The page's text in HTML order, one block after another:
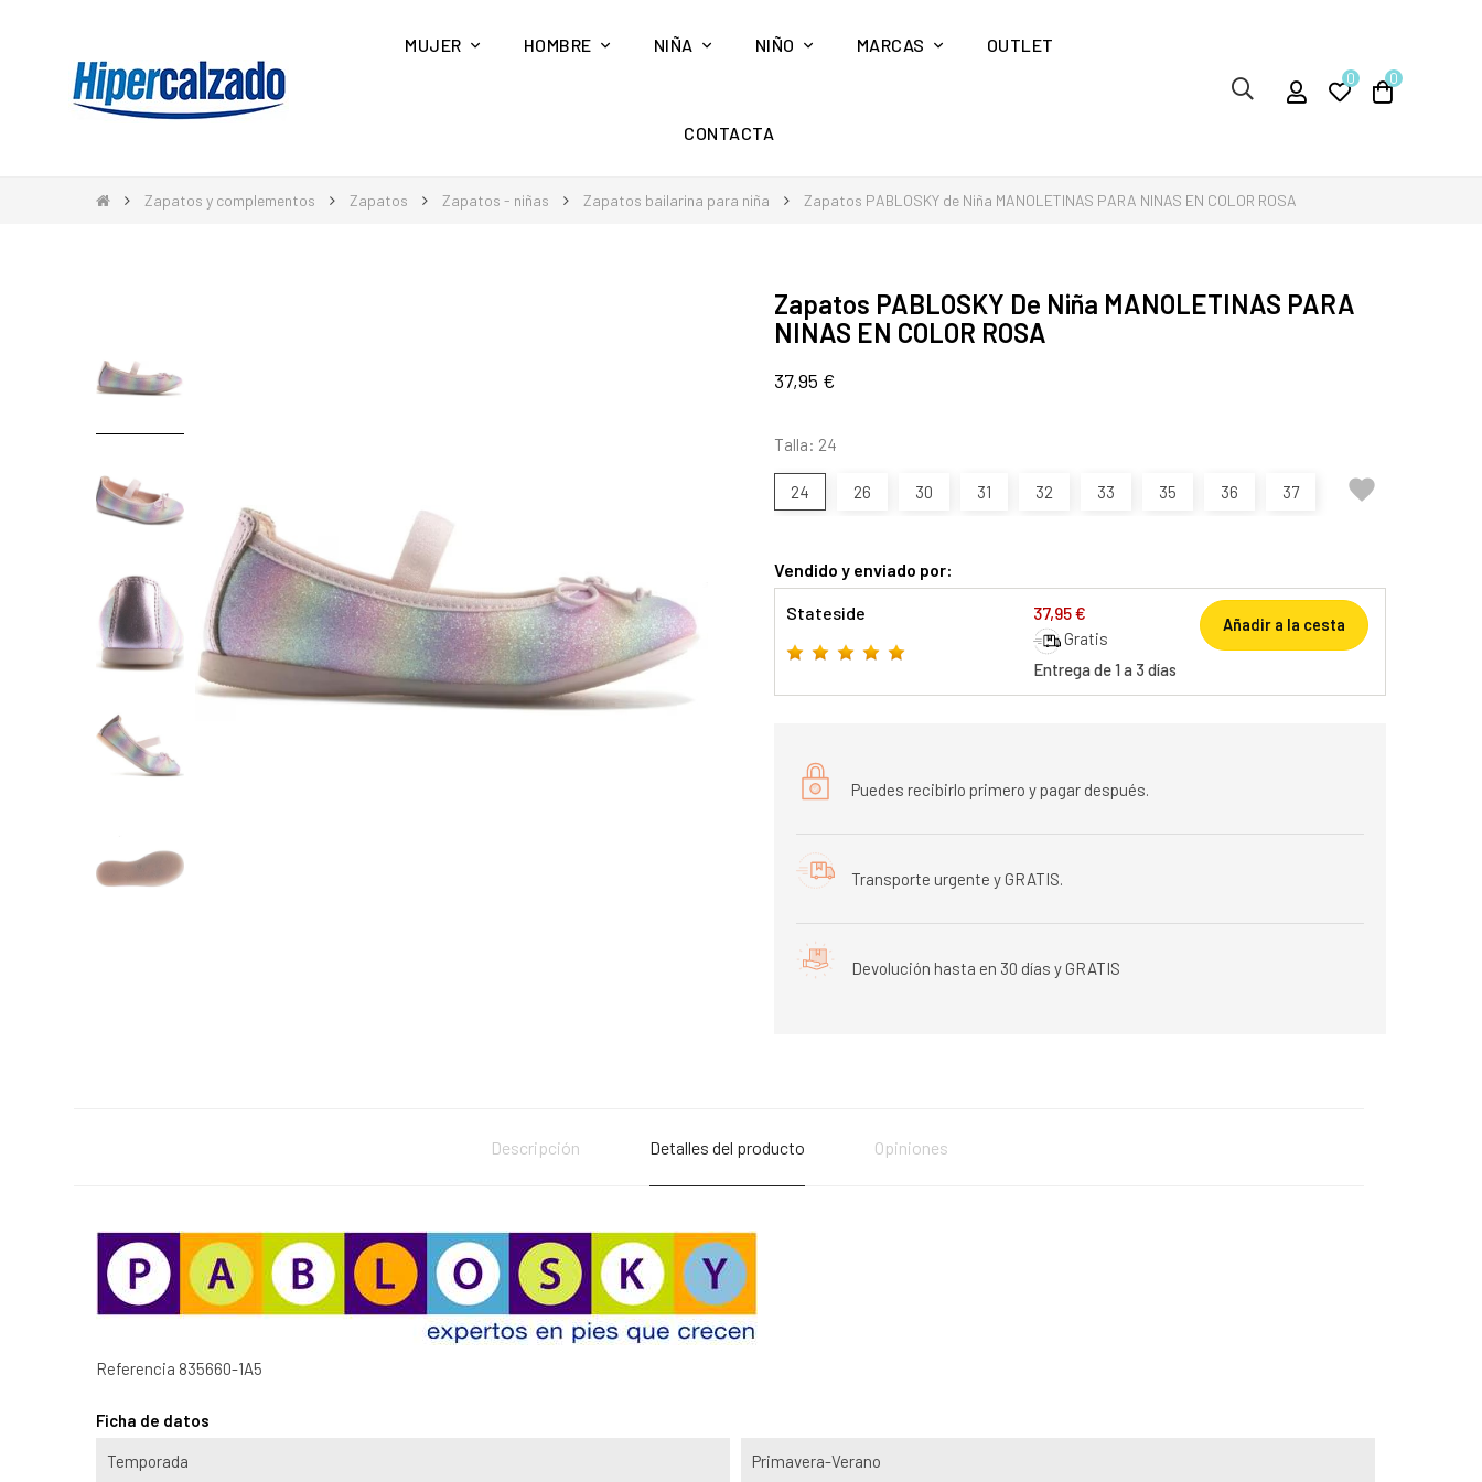
MUJER HOMBRE NIÑA NIÑO MARCAS OUTLET
CONTACTA
0 0
Zapatos y complementos Zapatos Zapatos - niñas Zapatos bailarina para niña Zapatos PABLOSKY de Niña MANOLETINAS PARA NINAS EN COLOR ROSA
Zapatos PABLOSKY De Niña MANOLETINAS PARA
NINAS EN COLOR ROSA
37,95 €
Talla: 24
24 26 30 31 32 33 35 36 37 
Vendido y enviado por:
Stateside 37,95 €
Gratis
Entrega de 1 a 3 días
Añadir a la cesta
Puedes recibirlo primero y pagar después.
Transporte urgente y GRATIS.
Devolución hasta en 30 días y GRATIS
Descripción Detalles del producto Opiniones
Referencia 835660-1A5
Ficha de datos
Temporada Primavera-Verano